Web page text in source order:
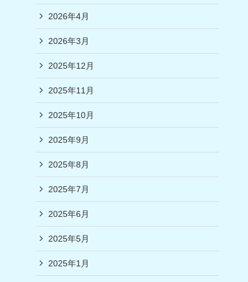
2026年4月
2026年3月
2025年12月
2025年11月
2025年10月
2025年9月
2025年8月
2025年7月
2025年6月
2025年5月
2025年1月